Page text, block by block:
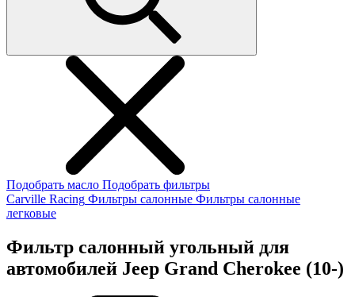
Подобрать масло Подобрать фильтры
Carville Racing Фильтры салонные Фильтры салонные
легковые
Фильтр салонный угольный для
автомобилей Jeep Grand Cherokee (10-)